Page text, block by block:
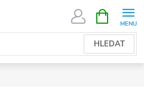
HLEDAT
NÁKUPNÍ
KOŠÍK